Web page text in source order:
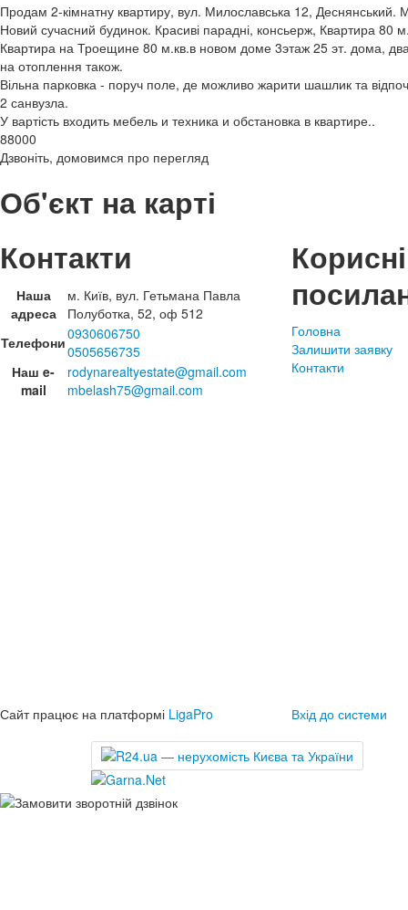
Продам 2-кімнатну квартиру, вул. Милославська 12,
Новий сучасний будинок. Красиві парадні, консьерж, Квартира 80
Квартира на Троещине 80 м.кв.в новом доме 3этаж 25 эт. дома, два
на отоплення також.
Вільна парковка - поруч поле, де можливо жарити шашлик та
2 санвузла.
У вартість входить мебель и техника и обстановка в квартире..
88000
Дзвоніть, домовимся про перегляд
Об'єкт на карті
Контакти
Наша
адреса
м. Київ, вул. Гетьмана Павла
Полуботка, 52, оф 512
Телефони0930606750
0505656735
Наш e-
mail
rodynarealtyestate@gmail.com
mbelash75@gmail.com
Корисні
Головна
Залишити заявку
Контакти
Сайт працює на платформі LigaPro Вхід до системи